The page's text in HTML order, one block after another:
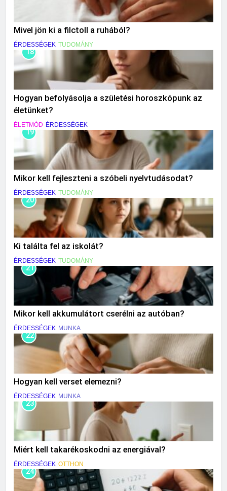
Mivel jön ki a filctoll a ruhából?
ÉRDESSÉGEK TUDOMÁNY
18
Hogyan befolyásolja a születési horoszkópunk az
életünket?
ÉLETMÓD ÉRDESSÉGEK
19
Mikor kell fejleszteni a szóbeli nyelvtudásodat?
ÉRDESSÉGEK TUDOMÁNY
20
Ki találta fel az iskolát?
ÉRDESSÉGEK TUDOMÁNY
21
Mikor kell akkumulátort cserélni az autóban?
ÉRDESSÉGEK MUNKA
22
Hogyan kell verset elemezni?
ÉRDESSÉGEK MUNKA
23
Miért kell takarékoskodni az energiával?
ÉRDESSÉGEK OTTHON
24